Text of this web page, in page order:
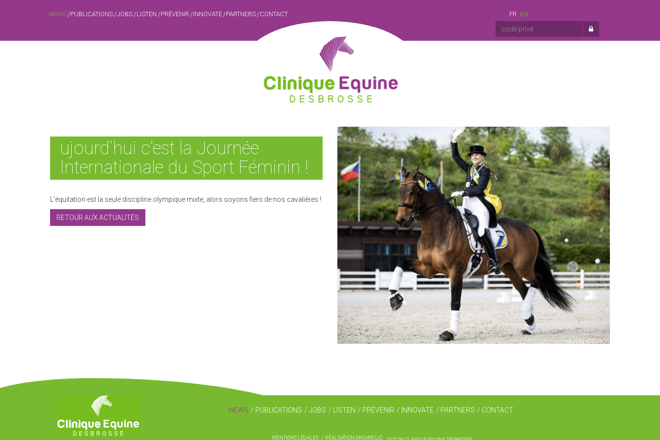
NEWS PUBLICATIONS JOBS LISTEN PRÉVENIR INNOVATE PARTNERS CONTACT FR EN
ujourd’hui c’est la Journée
Internationale du Sport Féminin !
L’équitation est la seule discipline olympique mixte, alors soyons fiers de nos cavalières !
RETOUR AUX ACTUALITÉS
NEWS PUBLICATIONS JOBS LISTEN PRÉVENIR INNOVATE PARTNERS CONTACT
MENTIONS LÉGALES RÉALISATION DREAMCLIC